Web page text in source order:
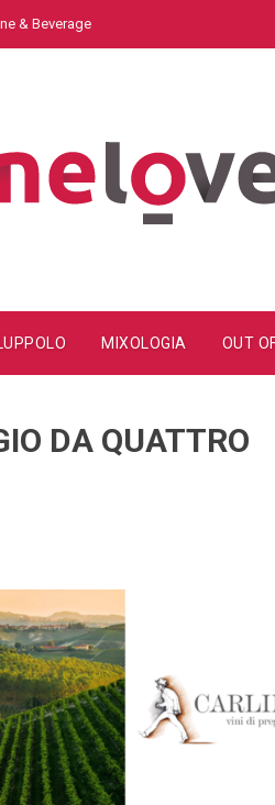
& Beverage
MIXOLOGIA OUT
DA QUATTRO